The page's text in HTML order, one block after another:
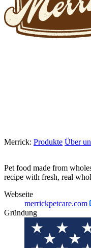
Merrick: Produkte Über
Pet food made from
recipe with fresh, real
Webseite
merrickpetcare.com
Gründung